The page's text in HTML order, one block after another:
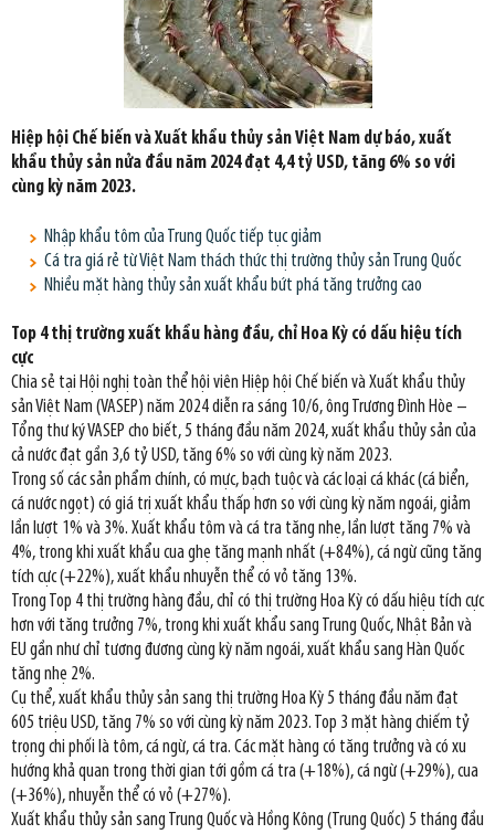
Hiệp hội Chế biến và Xuất khẩu thủy sản Việt Nam dự báo, xuất
khẩu thủy sản nửa đầu năm 2024 đạt 4,4 tỷ USD, tăng 6% so với
cùng kỳ năm 2023.
Nhập khẩu tôm của Trung Quốc tiếp tục giảm
Cá tra giá rẻ từ Việt Nam thách thức thị trường thủy sản Trung Quốc
Nhiều mặt hàng thủy sản xuất khẩu bứt phá tăng trưởng cao
Top 4 thị trường xuất khẩu hàng đầu, chỉ Hoa Kỳ có dấu hiệu tích
cực
Chia sẻ tại Hội nghị toàn thể hội viên Hiệp hội Chế biến và Xuất khẩu thủy
sản Việt Nam (VASEP) năm 2024 diễn ra sáng 10/6, ông Trương Đình Hòe –
Tổng thư ký VASEP cho biết, 5 tháng đầu năm 2024, xuất khẩu thủy sản của
cả nước đạt gần 3,6 tỷ USD, tăng 6% so với cùng kỳ năm 2023.
Trong số các sản phẩm chính, có mực, bạch tuộc và các loại cá khác (cá biển,
cá nước ngọt) có giá trị xuất khẩu thấp hơn so với cùng kỳ năm ngoái, giảm
lần lượt 1% và 3%. Xuất khẩu tôm và cá tra tăng nhẹ, lần lượt tăng 7% và
4%, trong khi xuất khẩu cua ghẹ tăng mạnh nhất (+84%), cá ngừ cũng tăng
tích cực (+22%), xuất khẩu nhuyễn thể có vỏ tăng 13%.
Trong Top 4 thị trường hàng đầu, chỉ có thị trường Hoa Kỳ có dấu hiệu tích cực
hơn với tăng trưởng 7%, trong khi xuất khẩu sang Trung Quốc, Nhật Bản và
EU gần như chỉ tương đương cùng kỳ năm ngoái, xuất khẩu sang Hàn Quốc
tăng nhẹ 2%.
Cụ thể, xuất khẩu thủy sản sang thị trường Hoa Kỳ 5 tháng đầu năm đạt
605 triệu USD, tăng 7% so với cùng kỳ năm 2023. Top 3 mặt hàng chiếm tỷ
trọng chi phối là tôm, cá ngừ, cá tra. Các mặt hàng có tăng trưởng và có xu
hướng khả quan trong thời gian tới gồm cá tra (+18%), cá ngừ (+29%), cua
(+36%), nhuyễn thể có vỏ (+27%).
Xuất khẩu thủy sản sang Trung Quốc và Hồng Kông (Trung Quốc) 5 tháng đầu